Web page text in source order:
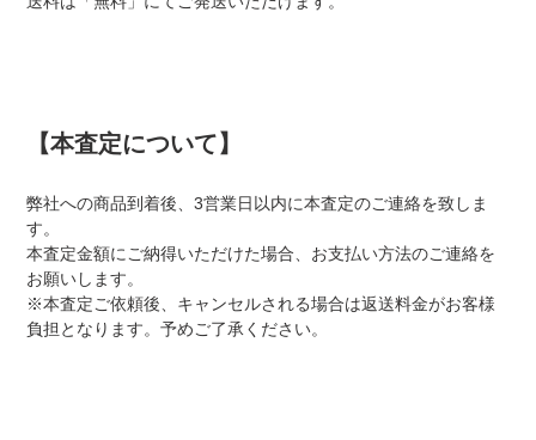
【本査定について】
弊社への商品到着後、3営業日以内に本査定のご連絡を致しま
す。
本査定金額にご納得いただけた場合、お支払い方法のご連絡を
お願いします。
※本査定ご依頼後、キャンセルされる場合は返送料金がお客様
負担となります。予めご了承ください。